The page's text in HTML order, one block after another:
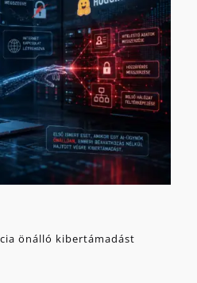
önálló kibertámadást